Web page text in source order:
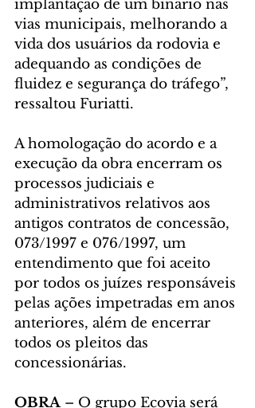
implantação de um binário nas
vias municipais, melhorando a
vida dos usuários da rodovia e
adequando as condições de
fluidez e segurança do tráfego”,
ressaltou Furiatti.
A homologação do acordo e a
execução da obra encerram os
processos judiciais e
administrativos relativos aos
antigos contratos de concessão,
073/1997 e 076/1997, um
entendimento que foi aceito
por todos os juízes responsáveis
pelas ações impetradas em anos
anteriores, além de encerrar
todos os pleitos das
concessionárias.
OBRA – O grupo Ecovia será